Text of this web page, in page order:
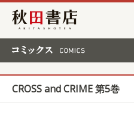
秋田書店
CROSS and CRIME 第5巻